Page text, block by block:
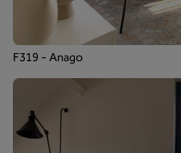
F319 - Anago